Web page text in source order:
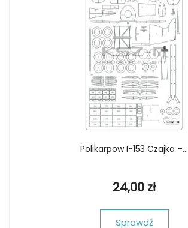
Polikarpow I-153 Czajka –...
24,00 zł
Sprawdź